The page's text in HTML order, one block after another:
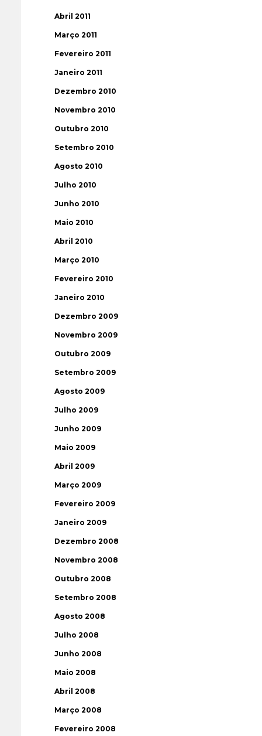
Abril 2011
Março 2011
Fevereiro 2011
Janeiro 2011
Dezembro 2010
Novembro 2010
Outubro 2010
Setembro 2010
Agosto 2010
Julho 2010
Junho 2010
Maio 2010
Abril 2010
Março 2010
Fevereiro 2010
Janeiro 2010
Dezembro 2009
Novembro 2009
Outubro 2009
Setembro 2009
Agosto 2009
Julho 2009
Junho 2009
Maio 2009
Abril 2009
Março 2009
Fevereiro 2009
Janeiro 2009
Dezembro 2008
Novembro 2008
Outubro 2008
Setembro 2008
Agosto 2008
Julho 2008
Junho 2008
Maio 2008
Abril 2008
Março 2008
Fevereiro 2008